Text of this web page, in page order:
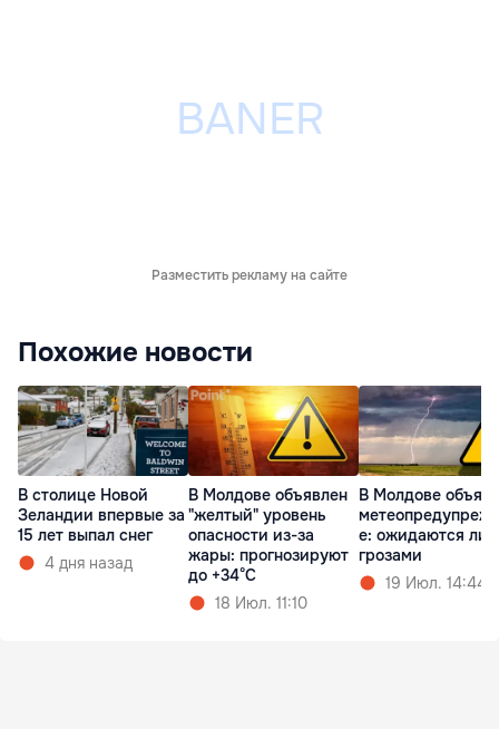
Разместить рекламу на сайте
Похожие новости
В столице Новой
Зеландии впервые за
15 лет выпал снег
4 дня назад
В Молдове объявлен
"желтый" уровень
опасности из-за
жары: прогнозируют
до +34°C
18 Июл. 11:10
В Молдове
е: ожидаются
грозами
19 Июл. 14:44